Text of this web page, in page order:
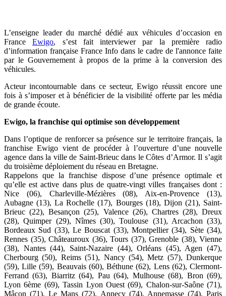
L’enseigne leader du marché dédié aux véhicules d’occasion en
FranceEwigo, s’est fait interviewer par la première radio
d’information française France Info dans le cadre de l'annonce faite
par le Gouvernement à propos de la prime à la conversion des
véhicules.
Acteur incontournable dans ce secteur, Ewigo réussit encore une
fois à s’imposer et à bénéficier de la visibilité offerte par les média
de grande écoute.
Ewigo, la franchise qui optimise son développement
Dans l’optique de renforcer sa présence sur le territoire français, la
franchise Ewigo vient de procéder à l’ouverture d’une nouvelle
agence dans la ville de Saint-Brieuc dans le Côtes d’Armor. Il s’agit
du troisième déploiement du réseau en Bretagne.
Rappelons que la franchise dispose d’une présence optimale et
qu’elle est active dans plus de quatre-vingt villes françaises dont :
Nice (06), Charleville-Mézières (08), Aix-en-Provence (13),
Aubagne (13), La Rochelle (17), Bourges (18), Dijon (21), Saint-
Brieuc (22), Besançon (25), Valence (26), Chartres (28), Dreux
(28), Quimper (29), Nîmes (30), Toulouse (31), Arcachon (33),
Bordeaux Sud (33), Le Bouscat (33), Montpellier (34), Sète (34),
Rennes (35), Châteauroux (36), Tours (37), Grenoble (38), Vienne
(38), Nantes (44), Saint-Nazaire (44), Orléans (45), Agen (47),
Cherbourg (50), Reims (51), Nancy (54), Metz (57), Dunkerque
(59), Lille (59), Beauvais (60), Béthune (62), Lens (62), Clermont-
Ferrand (63), Biarritz (64), Pau (64), Mulhouse (68), Bron (69),
Lyon 6ème (69), Tassin Lyon Ouest (69), Chalon-sur-Saône (71),
Mâcon (71), Le Mans (72), Annecy (74), Annemasse (74), Paris